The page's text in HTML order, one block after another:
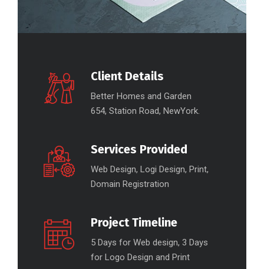
Client Details
Better Homes and Garden
654, Station Road, NewYork.
Services Provided
Web Design, Logi Design, Print,
Domain Registration
Project Timeline
5 Days for Web design, 3 Days
for Logo Design and Print